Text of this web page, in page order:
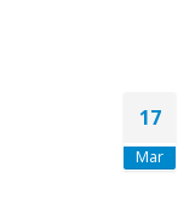
17
Mar